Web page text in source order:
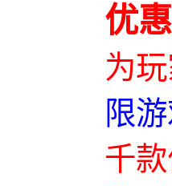
优
为
限
千